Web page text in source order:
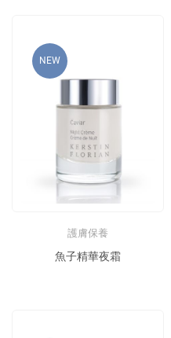
NEW
護膚保養
魚子精華夜霜